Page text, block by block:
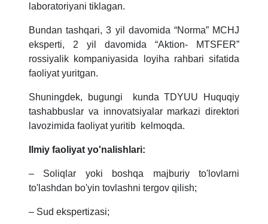
laboratoriyani tiklagan.
Bundan tashqari, 3 yil davomida “Norma” MCHJ
eksperti, 2 yil davomida “Aktion- MTSFER”
rossiyalik kompaniyasida loyiha rahbari sifatida
faoliyat yuritgan.
Shuningdek, bugungi kunda TDYUU Huquqiy
tashabbuslar va innovatsiyalar markazi direktori
lavozimida faoliyat yuritib kelmoqda.
Ilmiy faoliyat yo'nalishlari:
– Soliqlar yoki boshqa majburiy to'lovlarni
to'lashdan bo'yin tovlashni tergov qilish;
– Sud ekspertizasi;